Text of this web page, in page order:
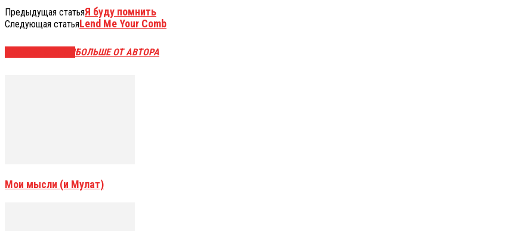
Предыдущая статьяЯ буду помнить
Следующая статьяLend Me Your Comb
БОЛЬШЕ ОТ АВТОРА
Мои мысли (и Мулат)